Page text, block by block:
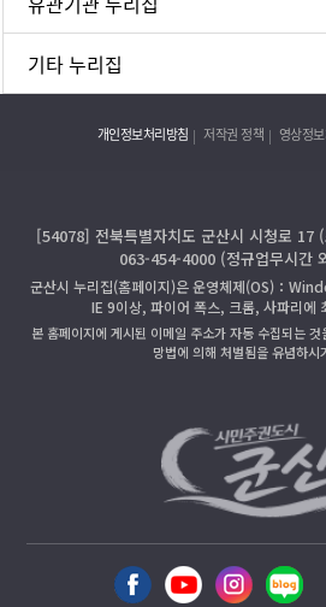
기타 누리집
개인정보처리방침 저작권 정책 영상정
[54078] 전북특별자치도 군산시 시청로 17
063-454-4000 (정규업무시간
군산시 누리집(홈페이지)은 운영체제(OS)：
IE 9이상, 파이어 폭스, 크롬, 사파리에
본 홈페이지에 게시된 이메일 주소가 자동 수집되는
망법에 의해 처벌됨을 유념하시